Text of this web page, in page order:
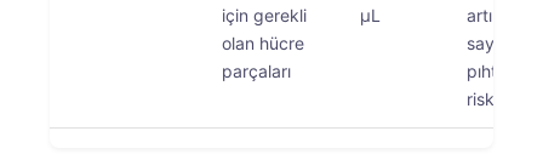
için gerekli
olan hücre
parçaları
μL
artırır;
sayımlar
riskini